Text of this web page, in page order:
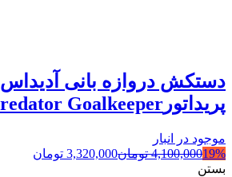
دستکش دروازه بانی آدیداس
پریداتورAdidas Predator Goalkeeper
موجود در انبار
19%
4,100,000 تومان3,320,000 تومان
بستن